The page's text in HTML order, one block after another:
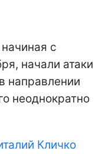
с
начали атаки
направлении
неоднократно
Кличко